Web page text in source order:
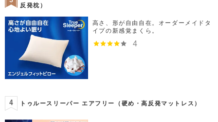
反発枕）
4
高さ、形が自由自在。オーダーメイドタ
イプの新感覚まくら。
トゥルースリーパー エアフリー（硬め・高反発マットレス）